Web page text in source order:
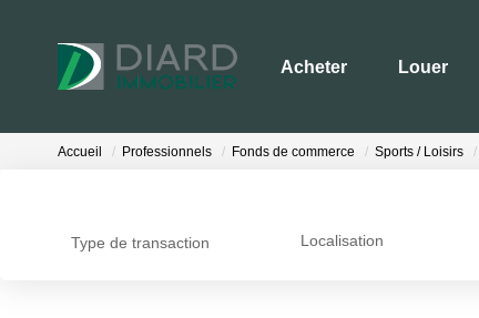
Acheter Louer
Accueil Professionnels Fonds de commerce Sports / Loisirs
Type de transaction Localisation